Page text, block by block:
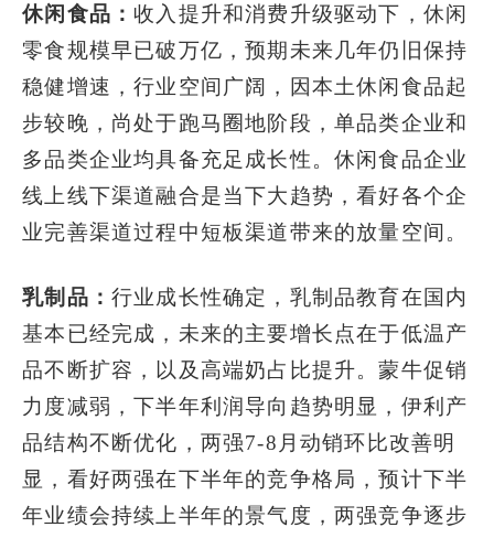
休闲食品：收入提升和消费升级驱动下，休闲
零食规模早已破万亿，预期未来几年仍旧保持
稳健增速，行业空间广阔，因本土休闲食品起
步较晚，尚处于跑马圈地阶段，单品类企业和
多品类企业均具备充足成长性。休闲食品企业
线上线下渠道融合是当下大趋势，看好各个企
业完善渠道过程中短板渠道带来的放量空间。
乳制品：行业成长性确定，乳制品教育在国内
基本已经完成，未来的主要增长点在于低温产
品不断扩容，以及高端奶占比提升。蒙牛促销
力度减弱，下半年利润导向趋势明显，伊利产
品结构不断优化，两强7-8月动销环比改善明
显，看好两强在下半年的竞争格局，预计下半
年业绩会持续上半年的景气度，两强竞争逐步